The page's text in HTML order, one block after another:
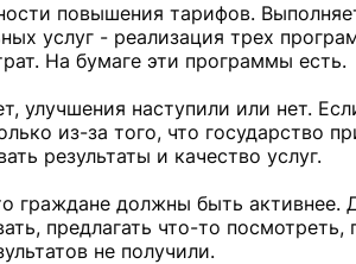
повышения тарифов.
услуг - реализация трех
На бумаге эти программы есть.
улучшения наступили или нет.
из-за того, что государство
результаты и качество услуг.
граждане должны быть активнее.
предлагать что-то посмотреть,
не получили.